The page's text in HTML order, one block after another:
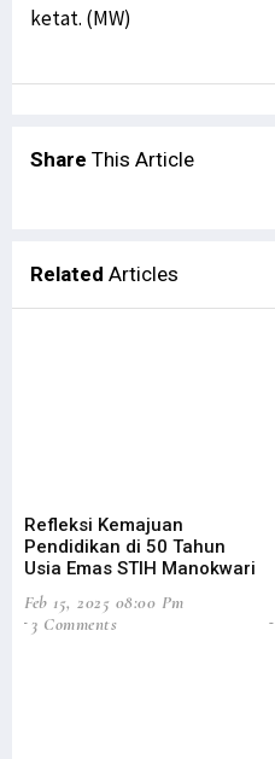
ketat. (MW)
Share This Article
Related Articles
Refleksi Kemajuan
Pendidikan di 50 Tahun
Usia Emas STIH Manokwari
Feb 15, 2025 08:00 Pm
3 Comments